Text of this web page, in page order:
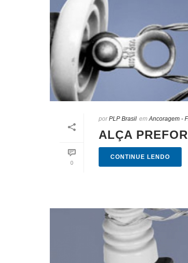
0
porPLP Brasil em Ancoragem -
ALÇA
CONTINUE LENDO